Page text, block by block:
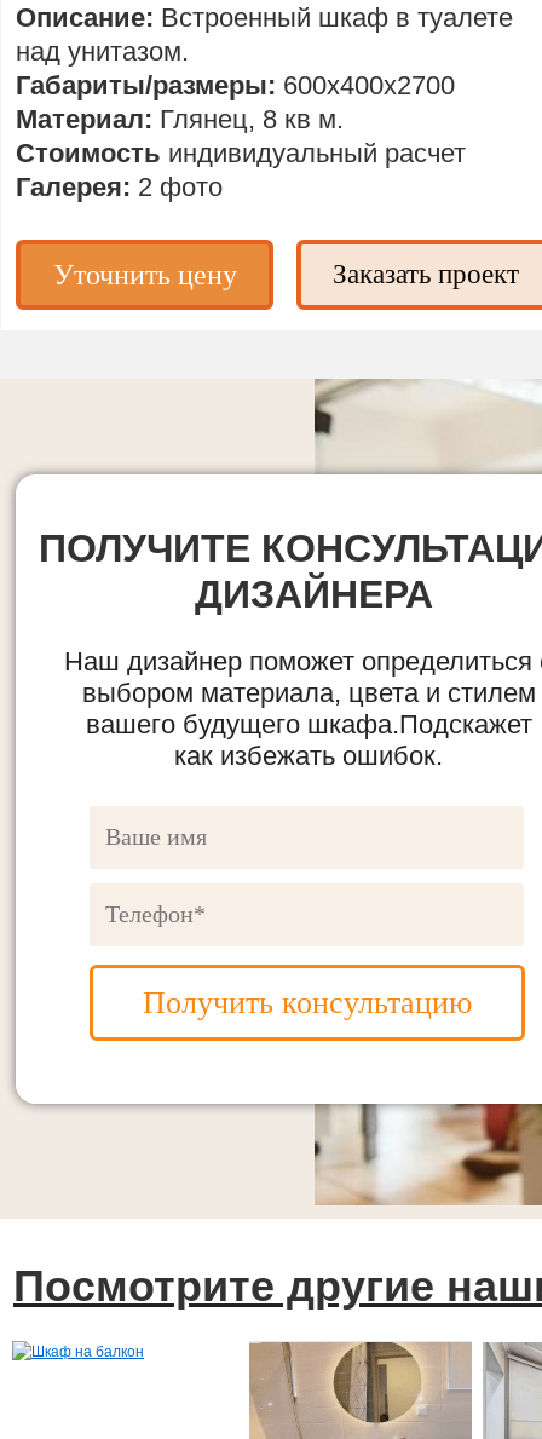
Описание: Встроенный шкаф в туалете
над унитазом.
Габариты/размеры: 600х400х2700
Материал: Глянец, 8 кв м.
Стоимость индивидуальный расчет
Галерея: 2 фото
ПОЛУЧИТЕ
ДИЗАЙНЕРА
Наш дизайнер поможет определиться
выбором материала, цвета и стилем
вашего будущего шкафа.Подскажет
как избежать ошибок.
Получить консультацию
Заказать проект
Уточнить цену
Посмотрите другие